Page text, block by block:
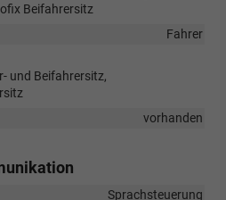
Beifahrersitz
Fahrer
und Beifahrersitz,
vorhanden
Sprachsteuerung